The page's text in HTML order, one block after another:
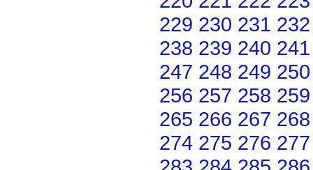
229 230 231 232
238 239 240 241
247 248 249 250
256 257 258 259
265 266 267 268
274 275 276 277